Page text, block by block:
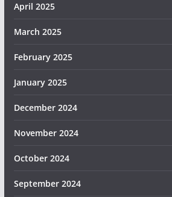
April 2025
March 2025
February 2025
January 2025
December 2024
November 2024
October 2024
September 2024